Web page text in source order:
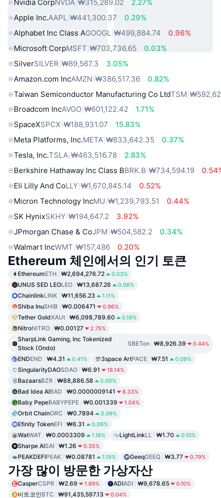
Nvidia CorpNVDA ₩315,289.02
2.27%
Apple Inc.AAPL ₩441,300.37
0.29%
Alphabet Inc Class AGOOGL ₩499,884.74
0.96%
Microsoft CorpMSFT ₩703,736.65
0.03%
SilverSILVER ₩89,567.3
3.05%
Amazon.com IncAMZN ₩386,517.36
0.82%
Taiwan Semiconductor Manufacturing Co LtdTSM
Broadcom IncAVGO ₩601,122.42
1.71%
SpaceXSPCX ₩188,931.07
15.83%
Meta Platforms, Inc.META ₩833,642.35
0.37%
Tesla, Inc.TSLA ₩463,516.78
2.83%
Berkshire Hathaway Inc Class BBRK.B ₩734,594.19
Eli Lilly And CoLLY ₩1,670,845.14
0.52%
Micron Technology IncMU ₩1,239,793.51
0.44%
SK HynixSKHY ₩194,647.2
3.92%
JPmorgan Chase & CoJPM ₩504,582.2
0.34%
Walmart IncWMT ₩157,486 0.20%
Ethereum 체인에서의 인기 토큰
EthereumETH ₩2,694,276.72 0.03%
UNUS SED LEOLEO ₩13,687.26 0.08%
ChainlinkLINK ₩11,656.23 1.11%
Shiba InuSHIB ₩0.006471 0.96%
Tether GoldXAUt ₩6,098,789.60 0.19%
NitroNITRO ₩0.00127 2.75%
SharpLink Gaming, Inc Tokenized
Stock (Ondo)
SBETon ₩8,926.39 0.44%
ENDEND ₩4.31 0.41% 3space ArtPACE ₩7.51 0.09%
SingularityDAOSDAO ₩6.91 18.14%
BazaarsBZR ₩88,886.58 0.00%
Bad Idea AIBAD ₩0.0000009141 8.33%
Baby PepeBABYPEPE ₩0.001339 1.04%
Orbit ChainORC ₩0.7894 0.09%
Efinity TokenEFI ₩6.31 0.09%
WatWAT ₩0.0003309 1.18% LightLinkLL ₩1.70 0.10%
Sharpe AISAI ₩1.26 0.35%
PEAKDEFIPEAK ₩0.08781 1.19% GeeqGEEQ ₩3.77 0.79%
가장 많이 방문한 가상자산
CasperCSPR ₩2.69 1.89% ADIADI ₩9,678.65 0.10%
비트코인BTC ₩91,435,597.13 0.04%